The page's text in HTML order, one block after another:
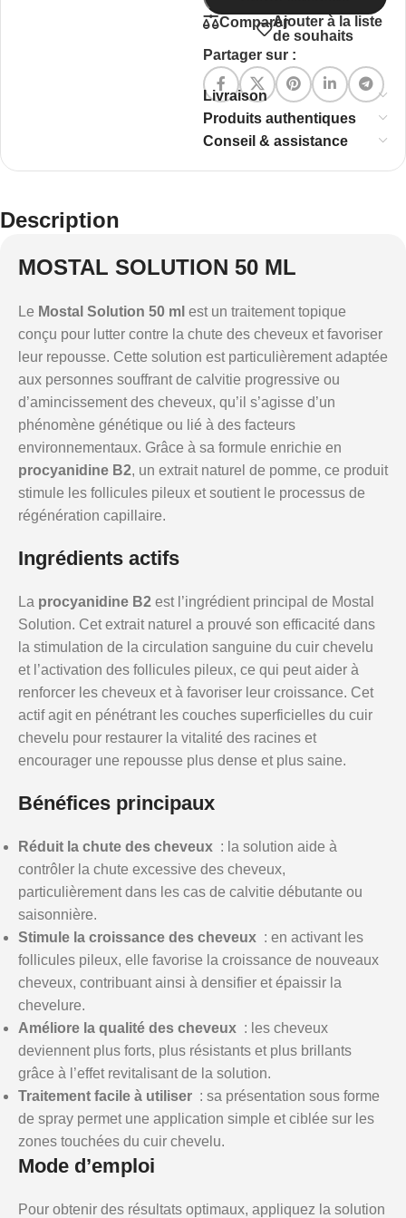
ComparerAjouter à la liste
de souhaits
Partager sur :
Livraison
Produits authentiques
Conseil & assistance
Description
MOSTAL SOLUTION 50 ML
Le Mostal Solution 50 ml est un traitement topique
conçu pour lutter contre la chute des cheveux et favoriser
leur repousse. Cette solution est particulièrement adaptée
aux personnes souffrant de calvitie progressive ou
d’amincissement des cheveux, qu’il s’agisse d’un
phénomène génétique ou lié à des facteurs
environnementaux. Grâce à sa formule enrichie en
procyanidine B2, un extrait naturel de pomme, ce produit
stimule les follicules pileux et soutient le processus de
régénération capillaire.
Ingrédients actifs
La procyanidine B2 est l’ingrédient principal de Mostal
Solution. Cet extrait naturel a prouvé son efficacité dans
la stimulation de la circulation sanguine du cuir chevelu
et l’activation des follicules pileux, ce qui peut aider à
renforcer les cheveux et à favoriser leur croissance. Cet
actif agit en pénétrant les couches superficielles du cuir
chevelu pour restaurer la vitalité des racines et
encourager une repousse plus dense et plus saine.
Bénéfices principaux
Réduit la chute des cheveux : la solution aide à
contrôler la chute excessive des cheveux,
particulièrement dans les cas de calvitie débutante ou
saisonnière.
Stimule la croissance des cheveux : en activant les
follicules pileux, elle favorise la croissance de nouveaux
cheveux, contribuant ainsi à densifier et épaissir la
chevelure.
Améliore la qualité des cheveux : les cheveux
deviennent plus forts, plus résistants et plus brillants
grâce à l’effet revitalisant de la solution.
Traitement facile à utiliser : sa présentation sous forme
de spray permet une application simple et ciblée sur les
zones touchées du cuir chevelu.
Mode d’emploi
Pour obtenir des résultats optimaux, appliquez la solution